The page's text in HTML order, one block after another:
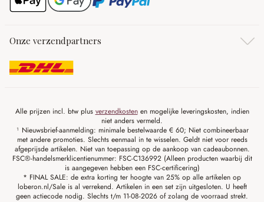
Onze verzendpartners
Alle prijzen incl. btw plus verzendkostenen mogelijke leveringskosten, indien
niet anders vermeld.
¹ Nieuwsbrief-aanmelding: minimale bestelwaarde € 60; Niet combineerbaar
met andere promoties. Slechts eenmaal in te wisselen. Geldt niet voor reeds
afgeprijsde artikelen. Niet van toepassing op de aankoop van cadeaubonnen.
FSC®-handelsmerklicentienummer: FSC-C136992 (Alleen producten waarbij dit
is aangegeven hebben een FSC-certificering)
* FINAL SALE: de extra korting ter hoogte van 25% op alle artikelen op
loberon.nl/Sale is al verrekend. Artikelen in een set zijn uitgesloten. U heeft
geen actiecode nodig. Slechts t/m 11-08-2026 of zolang de voorraad strekt.